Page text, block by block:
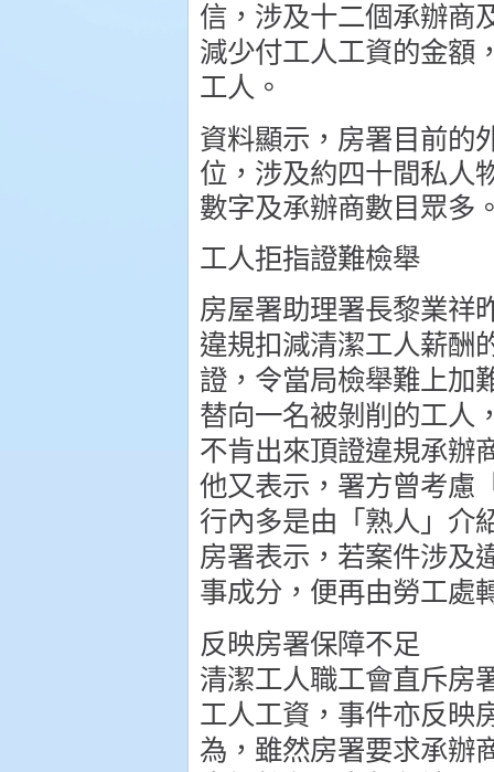
信，涉及十二個承辦商
減少付工人工資的金額
工人。
資料顯示，房署目前的
位，涉及約四十間私人
數字及承辦商數目眾多
工人拒指證難檢舉
房屋署助理署長黎業祥
違規扣減清潔工人薪酬
證，令當局檢舉難上加
替向一名被剝削的工人
不肯出來頂證違規承辦
他又表示，署方曾考慮
行內多是由「熟人」介
房署表示，若案件涉及
事成分，便再由勞工處
反映房署保障不足
清潔工人職工會直斥房
工人工資，事件亦反映
為，雖然房署要求承辦